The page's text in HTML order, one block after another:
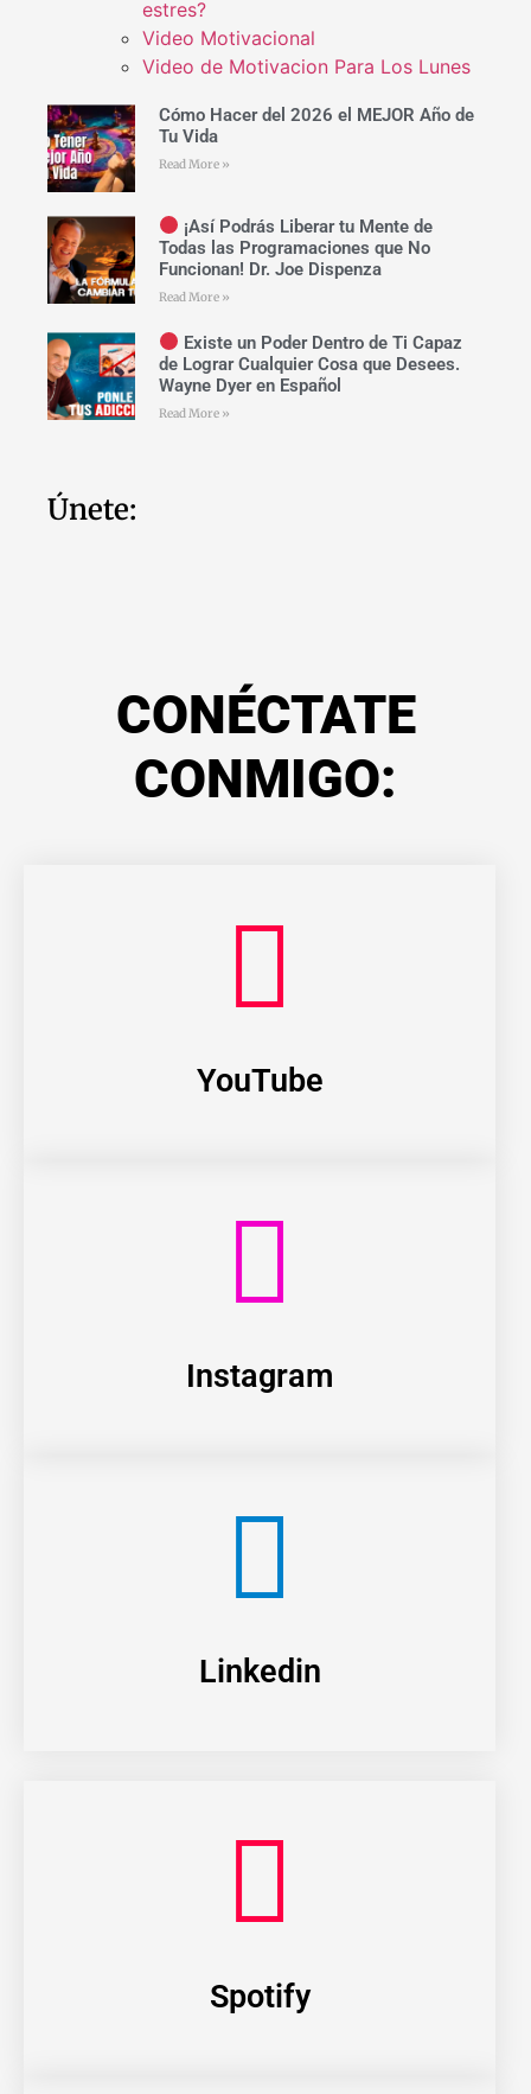
estres?
Video Motivacional
Video de Motivacion Para Los Lunes
Cómo Hacer del 2026 el MEJOR Año de
Tu Vida
Read More »
¡Así Podrás Liberar tu Mente de
Todas las Programaciones que No
Funcionan! Dr. Joe Dispenza
Read More »
Existe un Poder Dentro de Ti Capaz
de Lograr Cualquier Cosa que Desees.
Wayne Dyer en Español
Read More »
Únete:
CONÉCTATE
CONMIGO:
YouTube
Instagram
Linkedin
Spotify